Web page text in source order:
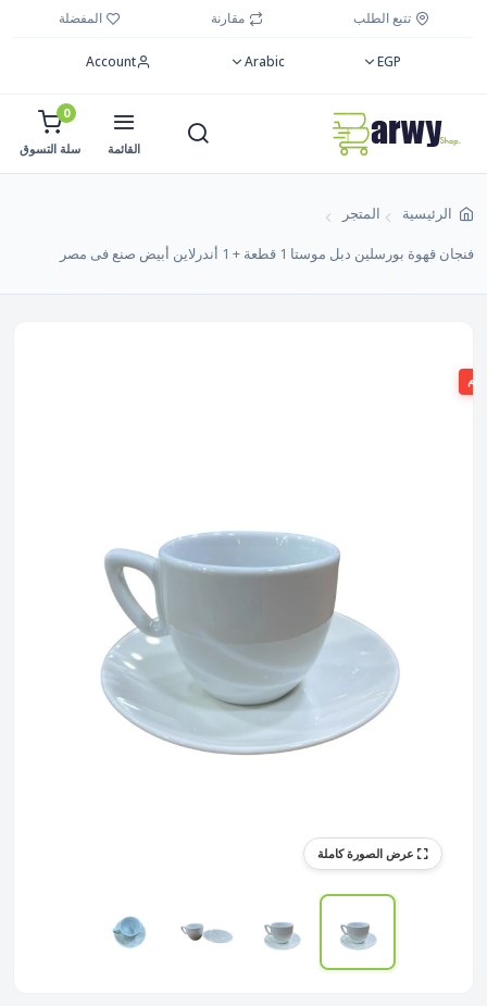
تتبع الطلب مقارنة المفضلة
EGP
Arabic
Account
القائمة
0
سلة التسوق
الرئيسية المتجر
فنجان قهوة بورسلين دبل موستا 1 قطعة + 1 أندرلاين أبيض صنع فى مصر